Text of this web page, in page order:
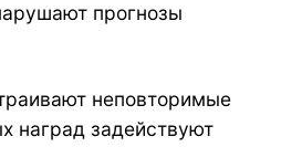
прогнозы
неповторимые
наград задействуют